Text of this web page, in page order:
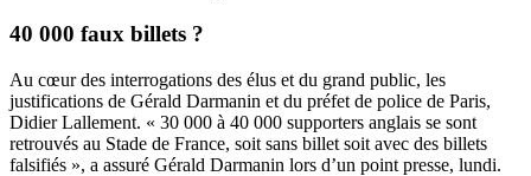
40 000 faux billets ?
Au cœur des interrogations des élus et du grand public, les
justifications de Gérald Darmanin et du préfet de police de Paris,
Didier Lallement. « 30 000 à 40 000 supporters anglais se sont
retrouvés au Stade de France, soit sans billet soit avec des billets
falsifiés », a assuré Gérald Darmanin lors d’un point presse, lundi.